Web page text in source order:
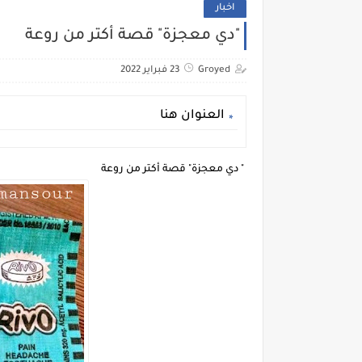
اخبار
"دي معجزة" قصة أكتر من روعة
Groyed 23 فبراير 2022
العنوان هنا
" دي معجزة" قصة أكتر من روعة